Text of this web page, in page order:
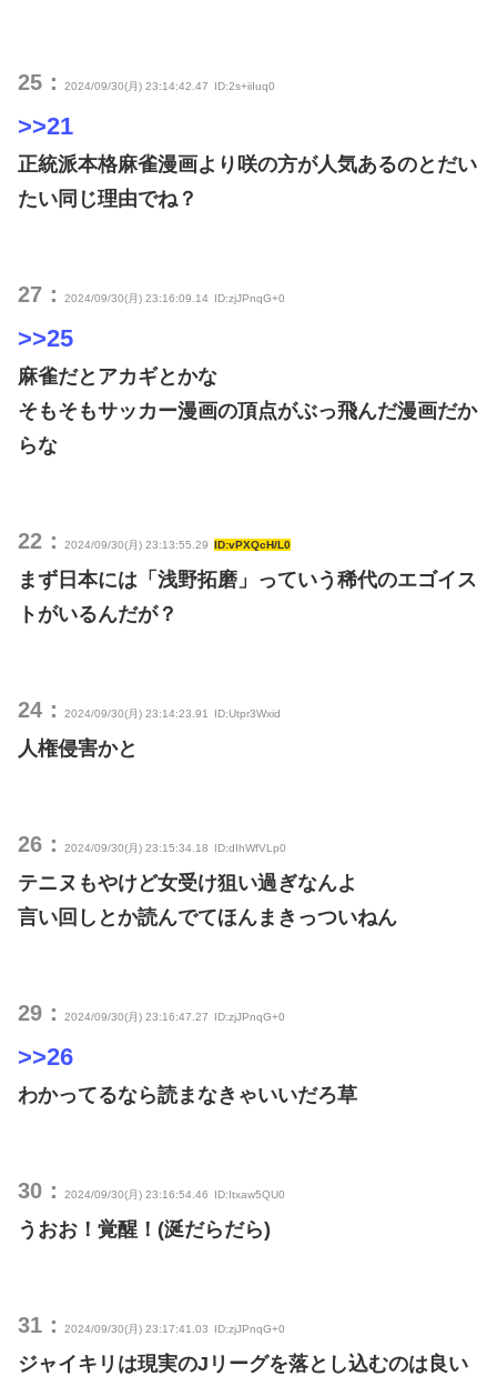
25： 2024/09/30(月) 23:14:42.47 ID:2s+iiIuq0
>>21
正統派本格麻雀漫画より咲の方が人気あるのとだい
たい同じ理由でね？
27： 2024/09/30(月) 23:16:09.14 ID:zjJPnqG+0
>>25
麻雀だとアカギとかな
そもそもサッカー漫画の頂点がぶっ飛んだ漫画だか
らな
22： 2024/09/30(月) 23:13:55.29 ID:vPXQcH/L0
まず日本には「浅野拓磨」っていう稀代のエゴイス
トがいるんだが？
24： 2024/09/30(月) 23:14:23.91 ID:Utpr3Wxid
人権侵害かと
26： 2024/09/30(月) 23:15:34.18 ID:dIhWfVLp0
テニヌもやけど女受け狙い過ぎなんよ
言い回しとか読んでてほんまきっついねん
29： 2024/09/30(月) 23:16:47.27 ID:zjJPnqG+0
>>26
わかってるなら読まなきゃいいだろ草
30： 2024/09/30(月) 23:16:54.46 ID:Itxaw5QU0
うおお！覚醒！(涎だらだら)
31： 2024/09/30(月) 23:17:41.03 ID:zjJPnqG+0
ジャイキリは現実のJリーグを落とし込むのは良い